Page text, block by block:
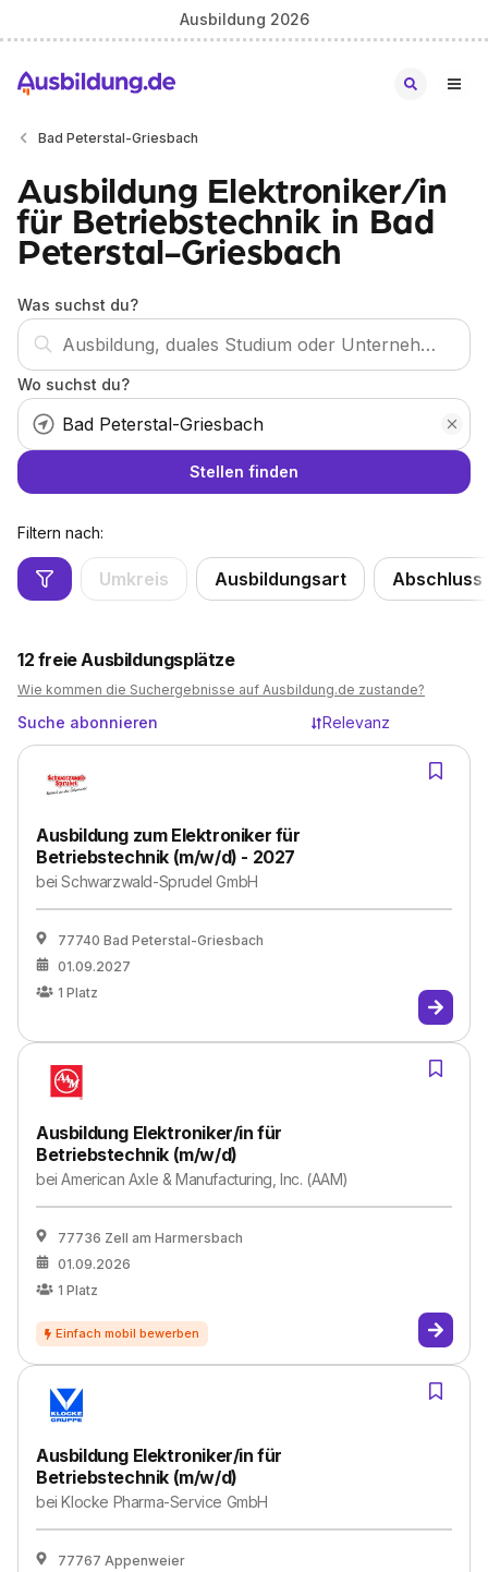
Ausbildung 2026
Bad Peterstal-Griesbach
Ausbildung Elektroniker/in
für Betriebstechnik in Bad
Peterstal-Griesbach
Was suchst du?
Wo suchst du?
Stellen finden
Filtern nach:
Umkreis Ausbildungsart Abschluss
12 freie Ausbildungsplätze
Wie kommen die Suchergebnisse auf Ausbildung.de zustande?
Suche abonnieren Relevanz
Ausbildung zum Elektroniker für
Betriebstechnik (m/w/d) - 2027
beiSchwarzwald-Sprudel GmbH
77740 Bad Peterstal-Griesbach
01.09.2027
1 Platz
Ausbildung Elektroniker/in für
Betriebstechnik (m/w/d)
beiAmerican Axle & Manufacturing, Inc. (AAM)
77736 Zell am Harmersbach
01.09.2026
1 Platz
Ausbildung Elektroniker/in für
Betriebstechnik (m/w/d)
beiKlocke Pharma-Service GmbH
77767 Appenweier